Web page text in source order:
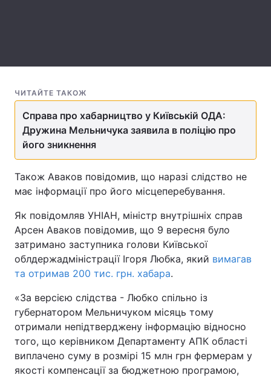
Контакти
Послуги
Тема оформлення
ЧИТАЙТЕ ТАКОЖ
Справа про хабарництво у Київській ОДА:
Дружина Мельничука заявила в поліцію про
його зникнення
Також Аваков повідомив, що наразі слідство не
має інформації про його місцеперебування.
Як повідомляв УНІАН, міністр внутрішніх справ
Арсен Аваков повідомив, що 9 вересня було
затримано заступника голови Київської
облдержадміністрації Ігоря Любка, який вимагав
та отримав 200 тис. грн. хабара.
«За версією слідства - Любко спільно із
губернатором Мельничуком місяць тому
отримали непідтверджену інформацію відносно
того, що керівником Департаменту АПК області
виплачено суму в розмірі 15 млн грн фермерам у
якості компенсації за бюджетною програмою,